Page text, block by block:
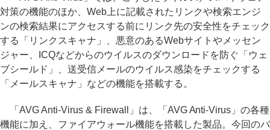
対策の機能のほか、Web上に記載されたリンクや検索エンジ
ンの検索結果にアクセスする前にリンク先の安全性をチェック
する「リンクスキャナ」、悪意のあるWebサイトやメッセン
ジャー、ICQなどからのウイルスのダウンロードを防ぐ「ウェ
ブシールド」、送受信メールのウイルス感染をチェックする
「メールスキャナ」などの機能を搭載する。
「AVG Anti-Virus & Firewall」は、「AVG Anti-Virus」の各種
機能に加え、ファイアウォール機能を搭載した製品。今回のバ